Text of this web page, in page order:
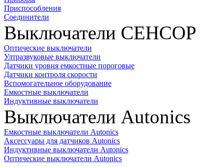
Приспособления
Соединители
Выключатели СЕНСОР
Оптические выключатели
Ултразвуковые выключатели
Датчики уровня емкостные пороговые
Датчики контроля скорости
Вспомогательное оборудование
Емкостные выключатели
Индуктивные выключатели
Выключатели Autonics
Емкостные выключатели Autonics
Аксессуары для датчиков Autonics
Индуктивные выключатели Autonics
Оптические выключатели Autonics